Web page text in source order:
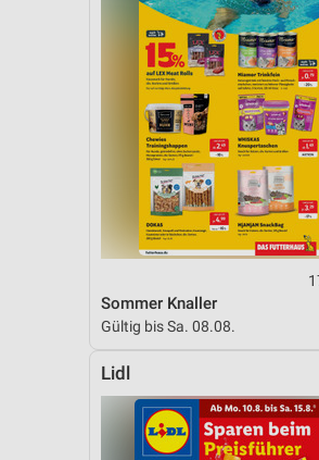
Sommer Knaller
Gültig bis Sa. 08.08.
Lidl